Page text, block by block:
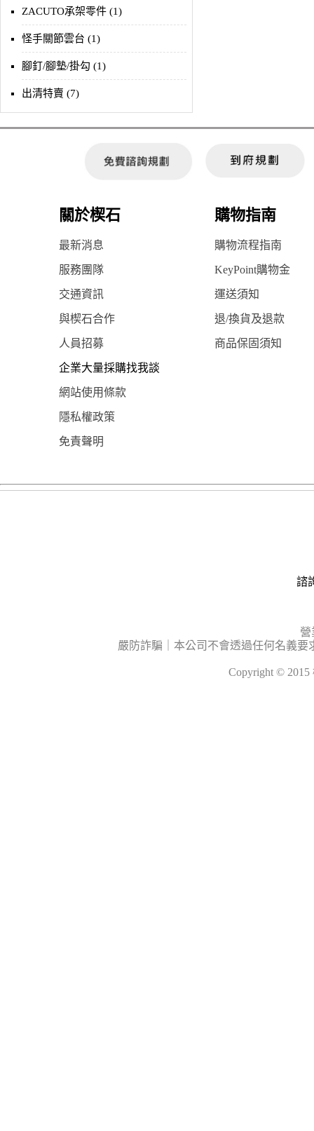
ZACUTO承架零件 (1)
怪手關節雲台 (1)
腳釘/腳墊/掛勾 (1)
出清特賣 (7)
關於楔石 購物指南
最新消息 購物流程指南
服務團隊 KeyPoint購物金
交通資訊 運送須知
與楔石合作 退/換貨及退款
人員招募 商品保固須知
企業大量採購找我談
網站使用條款
隱私權政策
免責聲明
諮
營
嚴防詐騙｜本公司不會透過任何名義
Copyright ©